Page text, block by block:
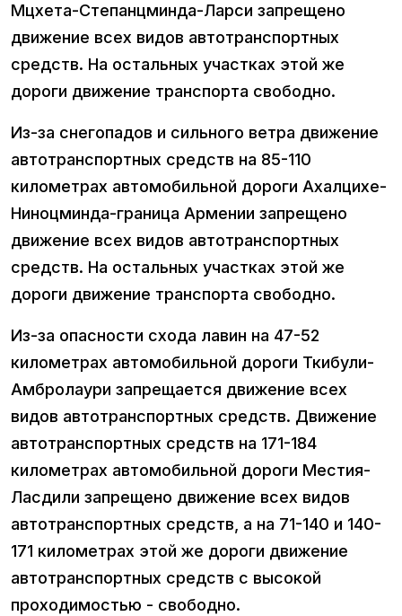
Мцхета-Степанцминда-Ларси запрещено
движение всех видов автотранспортных
средств. На остальных участках этой же
дороги движение транспорта свободно.
Из-за снегопадов и сильного ветра движение
автотранспортных средств на 85-110
километрах автомобильной дороги Ахалцихе-
Ниноцминда-граница Армении запрещено
движение всех видов автотранспортных
средств. На остальных участках этой же
дороги движение транспорта свободно.
Из-за опасности схода лавин на 47-52
километрах автомобильной дороги Ткибули-
Амбролаури запрещается движение всех
видов автотранспортных средств. Движение
автотранспортных средств на 171-184
километрах автомобильной дороги Местия-
Ласдили запрещено движение всех видов
автотранспортных средств, а на 71-140 и 140-
171 километрах этой же дороги движение
автотранспортных средств с высокой
проходимостью - свободно.